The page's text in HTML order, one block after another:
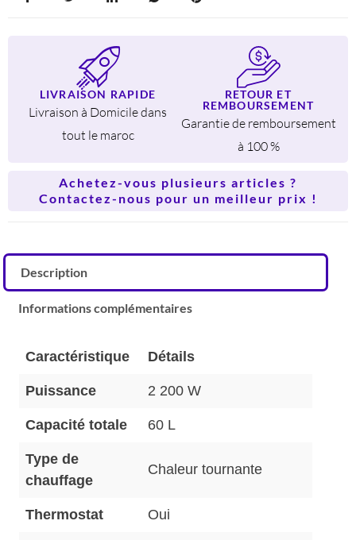
LIVRAISON RAPIDE
Livraison à Domicile dans
tout le maroc
RETOUR ET
REMBOURSEMENT
Garantie de remboursement
à 100 %
Achetez-vous plusieurs articles ?
Contactez-nous pour un meilleur prix !
Description
Informations complémentaires
Caractéristique Détails
Puissance 2 200 W
Capacité totale 60 L
Type de
chauffage
Chaleur tournante
Thermostat Oui